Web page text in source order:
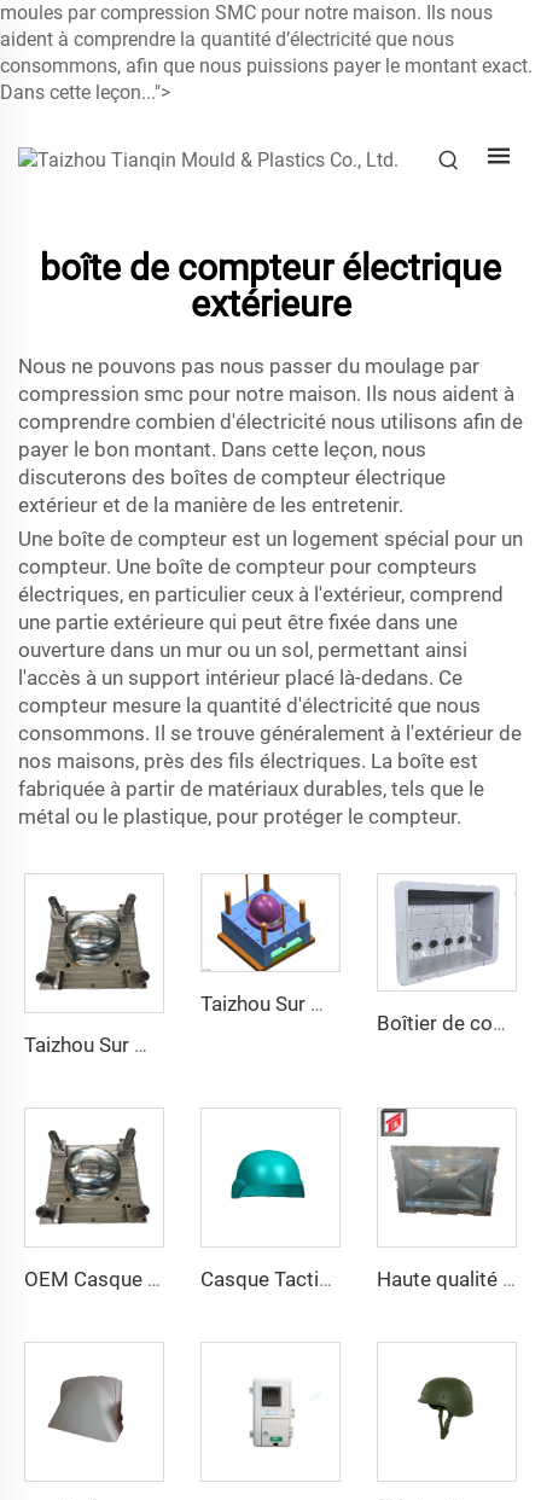
moules par compression SMC pour notre maison. Ils nous
aident à comprendre la quantité d’électricité que nous
consommons, afin que nous puissions payer le montant exact.
Dans cette leçon...">
boîte de compteur électrique
extérieure
Nous ne pouvons pas nous passer du moulage par
compression smc pour notre maison. Ils nous aident à
comprendre combien d'électricité nous utilisons afin de
payer le bon montant. Dans cette leçon, nous
discuterons des boîtes de compteur électrique
extérieur et de la manière de les entretenir.
Une boîte de compteur est un logement spécial pour un
compteur. Une boîte de compteur pour compteurs
électriques, en particulier ceux à l'extérieur, comprend
une partie extérieure qui peut être fixée dans une
ouverture dans un mur ou un sol, permettant ainsi
l'accès à un support intérieur placé là-dedans. Ce
compteur mesure la quantité d'électricité que nous
consommons. Il se trouve généralement à l'extérieur de
nos maisons, près des fils électriques. La boîte est
fabriquée à partir de matériaux durables, tels que le
métal ou le plastique, pour protéger le compteur.
Taizhou Sur Mesure Nouveau Casque de Combat en Fibre de Verre Casque de Formation Protecteur Tactique Extérieur
Taizhou Sur Mesure Nouveau Casque de Combat en Fibre de Verre Casque de Formation Protecteur Tactique Extérieur
Boîtier de compteur extérieur boîte de distribution en plastique moule coque en plastique composite compression moule taizhou
OEM Casque de Sécurité Durable Produits de Compression Plastique du Fabricant de Moules Plastiques Chine Taizhou Casque Tactique Wendy M88 Casque Tactique Sûr Haute Qualité Casques Protecteurs Haute qualité GRP Réservoirs Modulaires d'Eau/FRB réservoir d'eau/GPR moule de panneau de réservoir d'eau